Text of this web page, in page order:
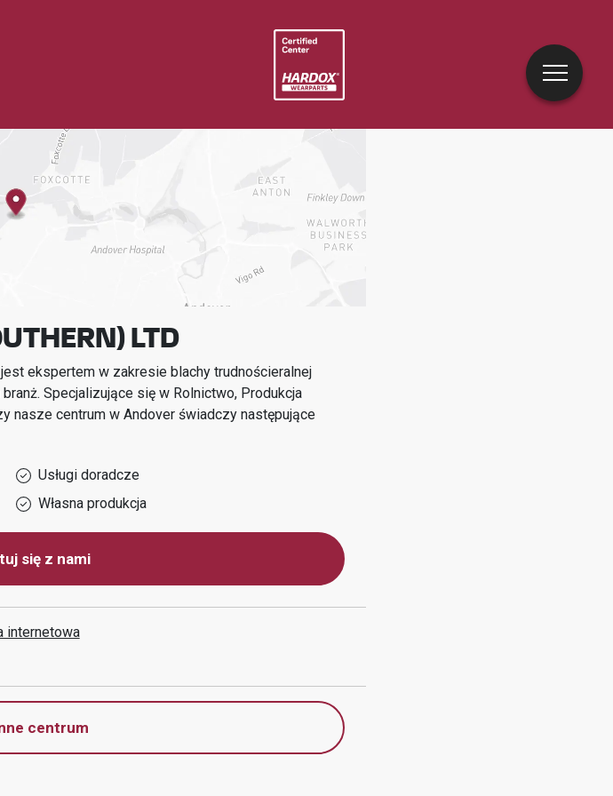
LTD
ekspertem w zakresie blachy trudnościeralnej
Specjalizujące się w Rolnictwo, Produkcja
nasze centrum w Andoverświadczy następujące
Usługi doradcze
Własna produkcja
się z nami
internetowa
centrum